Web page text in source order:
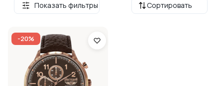
Сортировать
Показать фильтры
-20%